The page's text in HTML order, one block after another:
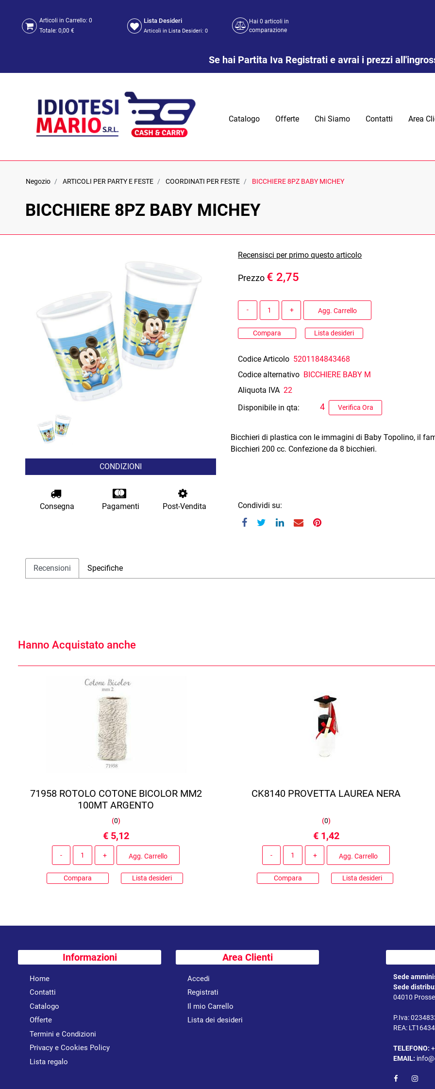
Articoli in Carrello: 0
Totale: 0,00 €
Lista Desideri
Articoli in Lista Desideri: 0
Hai0 articoli in
comparazione
Se hai Partita Iva Registrati e avrai i prezzi
Catalogo Offerte Chi Siamo Contatti Area
Negozio ARTICOLI PER PARTY E FESTE COORDINATI PER FESTE BICCHIERE 8PZ BABY MICHEY
BICCHIERE 8PZ BABY MICHEY
CONDIZIONI
Consegna Pagamenti Post-Vendita
Recensisci per primo questo articolo
Prezzo € 2,75
Agg. Carrello
Compara Lista desideri
Codice Articolo 5201184843468
Codice alternativo BICCHIERE BABY M
Aliquota IVA 22
Disponibile in qta:
Verifica Ora
4
Bicchieri di plastica con le immagini di Baby Topolino, il
Bicchieri 200 cc. Confezione da 8 bicchieri.
Condividi su:
Recensioni Specifiche
Hanno Acquistato anche
71958 ROTOLO COTONE BICOLOR MM2
100MT ARGENTO
(0)
€ 5,12
Agg. Carrello
Compara Lista desideri
CK8140 PROVETTA LAUREA NERA
(0)
€ 1,42
Agg. Carrello
Compara Lista desideri
Informazioni
Home
Contatti
Catalogo
Offerte
Termini e Condizioni
Privacy e Cookies Policy
Lista regalo
Area Clienti
Accedi
Registrati
Il mio Carrello
Lista dei desideri
Sede
Sede
04010
P.Iva:
REA:
TELEFONO:
EMAIL: